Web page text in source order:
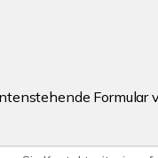
Formular